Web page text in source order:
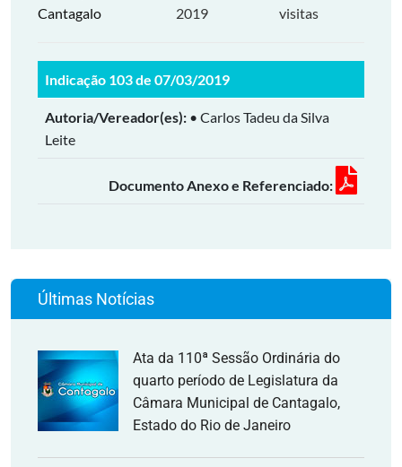
Cantagalo
2019
visitas
Indicação 103 de 07/03/2019
Autoria/Vereador(es): • Carlos Tadeu da Silva
Leite
Documento Anexo e Referenciado:
Últimas Notícias
Ata da 110ª Sessão Ordinária do
quarto período de Legislatura da
Câmara Municipal de Cantagalo,
Estado do Rio de Janeiro